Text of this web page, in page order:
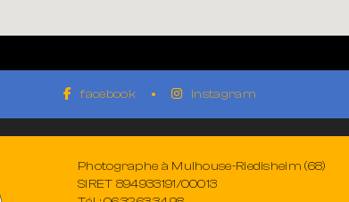
facebook instagram
Photographe à Mulhouse-Riedisheim (68)
SIRET 894933191/00013